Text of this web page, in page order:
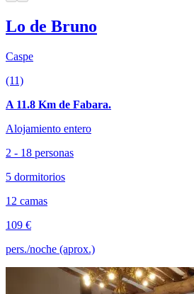
Lo de Bruno
Caspe
(11)
A 11.8 Km de Fabara.
Alojamiento entero
2 - 18 personas
5 dormitorios
12 camas
109 €
pers./noche (aprox.)